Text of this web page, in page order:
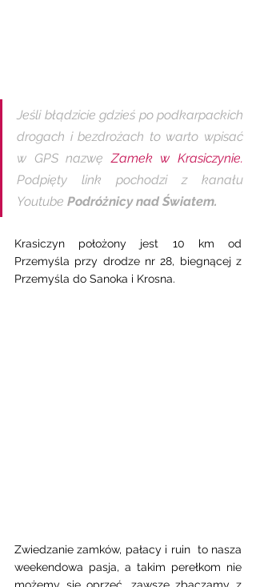
Jeśli błądzicie gdzieś po podkarpackich
drogach i bezdrożach to warto wpisać
w GPS nazwę Zamek w Krasiczynie.
Podpięty link pochodzi z kanału
Youtube Podróżnicy nad Światem.
Krasiczyn położony jest 10 km od
Przemyśla przy drodze nr 28, biegnącej z
Przemyśla do Sanoka i Krosna.
Zwiedzanie zamków, pałacy i ruin  to nasza
weekendowa pasja, a takim perełkom nie